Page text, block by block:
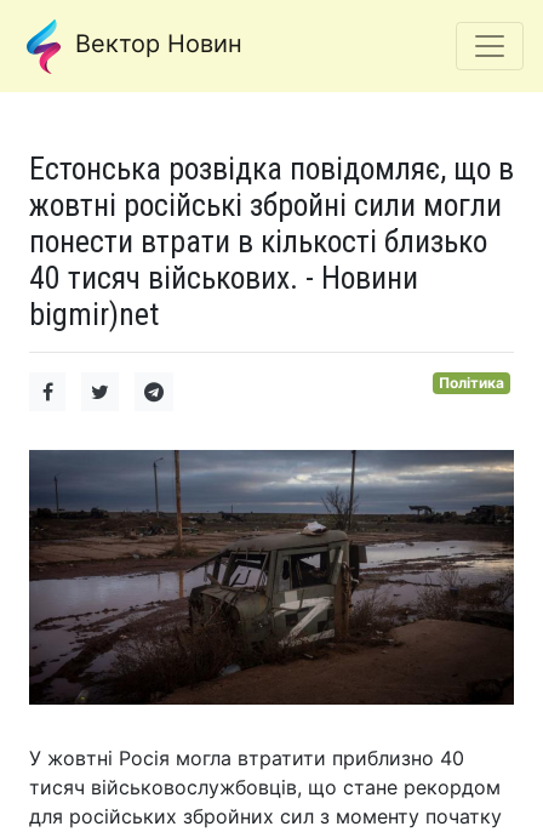
Вектор Новин
Естонська розвідка повідомляє, що в
жовтні російські збройні сили могли
понести втрати в кількості близько
40 тисяч військових. - Новини
bigmir)net
Політика
У жовтні Росія могла втратити приблизно 40
тисяч військовослужбовців, що стане рекордом
для російських збройних сил з моменту початку